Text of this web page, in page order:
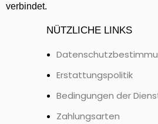
verbindet.
NÜTZLICHE LINKS
Erstattungspolitik
Bedingungen der
Zahlungsarten